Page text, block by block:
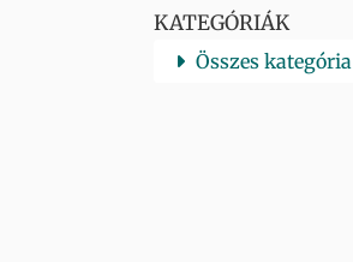
KATEGÓRIÁK
Összes kategória